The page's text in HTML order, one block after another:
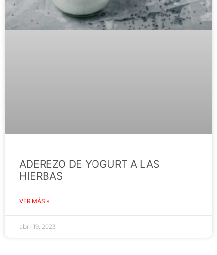
ADEREZO DE YOGURT A LAS
HIERBAS
VER MÁS »
abril 19, 2023